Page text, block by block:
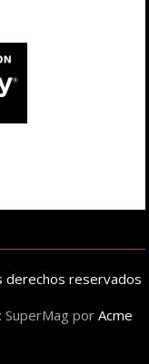
derechos reservados
SuperMag porAcme